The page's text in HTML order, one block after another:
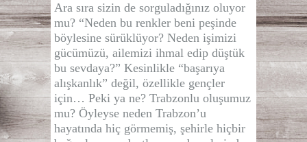
Ara sıra sizin de sorguladığınız oluyor
mu? “Neden bu renkler beni peşinde
böylesine sürüklüyor? Neden işimizi
gücümüzü, ailemizi ihmal edip düştük
bu sevdaya?” Kesinlikle “başarıya
alışkanlık” değil, özellikle gençler
için… Peki ya ne? Trabzonlu oluşumuz
mu? Öyleyse neden Trabzon’u
hayatında hiç görmemiş, şehirle hiçbir